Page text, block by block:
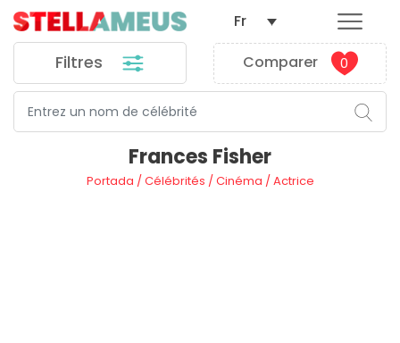
Filtres Comparer 0
Fr
Frances Fisher
Portada /Célébrités /Cinéma /Actrice